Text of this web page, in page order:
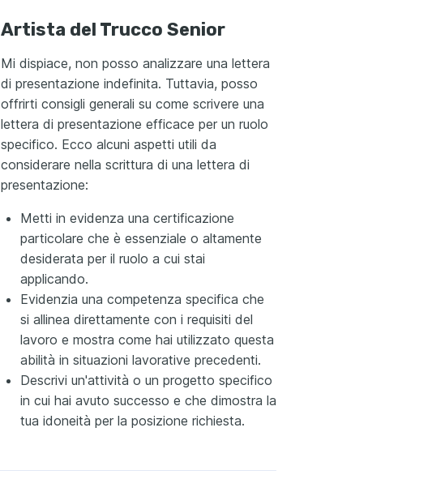
Artista del Trucco Senior
Mi dispiace, non posso analizzare una lettera
di presentazione indefinita. Tuttavia, posso
offrirti consigli generali su come scrivere una
lettera di presentazione efficace per un ruolo
specifico. Ecco alcuni aspetti utili da
considerare nella scrittura di una lettera di
presentazione:
Metti in evidenza una certificazione
particolare che è essenziale o altamente
desiderata per il ruolo a cui stai
applicando.
Evidenzia una competenza specifica che
si allinea direttamente con i requisiti del
lavoro e mostra come hai utilizzato questa
abilità in situazioni lavorative precedenti.
Descrivi un'attività o un progetto specifico
in cui hai avuto successo e che dimostra la
tua idoneità per la posizione richiesta.